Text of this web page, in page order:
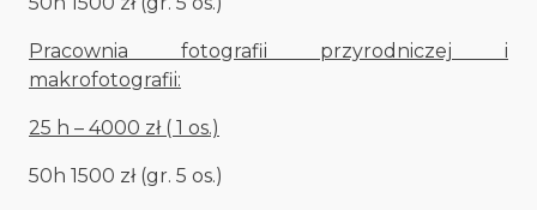
Pracownia fotografii przyrodniczej i
makrofotografii:
25 h – 4000 zł ( 1 os.)
50h 1500 zł (gr. 5 os.)